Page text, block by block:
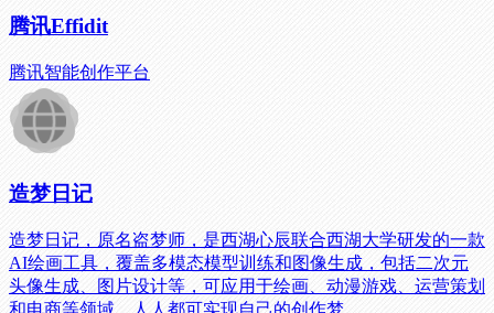
腾讯Effidit
腾讯智能创作平台
造梦日记
造梦日记，原名盗梦师，是西湖心辰联合西湖大学研发的一款
AI绘画工具，覆盖多模态模型训练和图像生成，包括二次元
头像生成、图片设计等，可应用于绘画、动漫游戏、运营策划
和电商等领域，人人都可实现自己的创作梦。